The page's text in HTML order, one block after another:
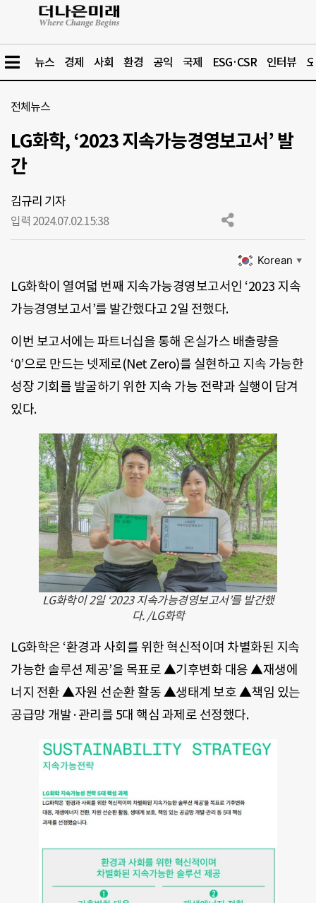
뉴스 경제 사회 환경 공익 국제 ESG·CSR 인터뷰
전체뉴스
LG화학, ‘2023 지속가능경영보고서’ 발
간
김규리 기자
입력 2024.07.02.15:38
Korean ▼
LG화학이 열여덟 번째 지속가능경영보고서인 ‘2023 지속
가능경영보고서’를 발간했다고 2일 전했다.
이번 보고서에는 파트너십을 통해 온실가스 배출량을
‘0’으로 만드는 넷제로(Net Zero)를 실현하고 지속 가능한
성장 기회를 발굴하기 위한 지속 가능 전략과 실행이 담겨
있다.
LG화학이 2일 ‘2023 지속가능경영보고서’를 발간했
다. /LG화학
LG화학은 ‘환경과 사회를 위한 혁신적이며 차별화된 지속
가능한 솔루션 제공’을 목표로 ▲기후변화 대응 ▲재생에
너지 전환 ▲자원 선순환 활동 ▲생태계 보호 ▲책임 있는
공급망 개발·관리를 5대 핵심 과제로 선정했다.